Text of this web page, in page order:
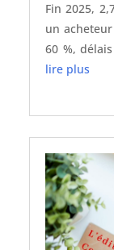
Fin 2025,
un acheteur
60 %,
des SCPI
lire plus